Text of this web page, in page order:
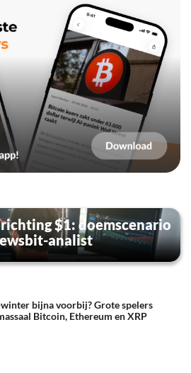
$1: doemscenario
analist
bijna voorbij? Grote spelers
Bitcoin, Ethereum en XRP